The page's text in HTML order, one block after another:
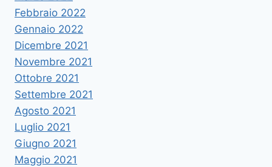
Febbraio 2022
Gennaio 2022
Dicembre 2021
Novembre 2021
Ottobre 2021
Settembre 2021
Agosto 2021
Luglio 2021
Giugno 2021
Maggio 2021